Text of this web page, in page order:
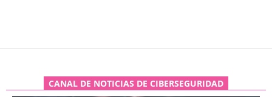
CANAL DE NOTICIAS DE CIBERSEGURIDAD